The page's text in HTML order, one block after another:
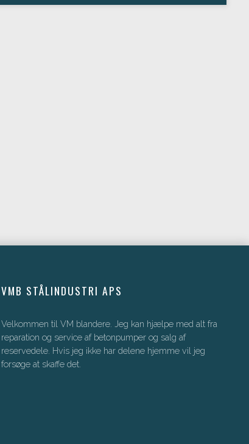
VMB STÅLINDUSTRI APS​
Velkommen til VM blandere. Jeg kan hjælpe med alt fra
reparation og service af betonpumper og salg af
reservedele. Hvis jeg ikke har delene hjemme vil jeg
forsøge at skaffe det.